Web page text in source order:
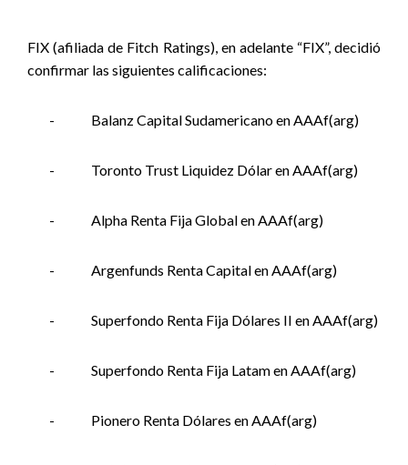
FIX (afiliada de Fitch Ratings), en adelante “FIX”, decidió
confirmar las siguientes calificaciones:
- Balanz Capital Sudamericano en AAAf(arg)
- Toronto Trust Liquidez Dólar en AAAf(arg)
- Alpha Renta Fija Global en AAAf(arg)
- Argenfunds Renta Capital en AAAf(arg)
- Superfondo Renta Fija Dólares II en AAAf(arg)
- Superfondo Renta Fija Latam en AAAf(arg)
- Pionero Renta Dólares en AAAf(arg)